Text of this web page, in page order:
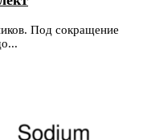
Под сокращение